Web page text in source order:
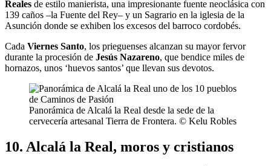
Reales de estilo manierista, una impresionante fuente neoclásica con
139 caños –la Fuente del Rey– y un Sagrario en la iglesia de la
Asunción donde se exhiben los excesos del barroco cordobés.
Cada Viernes Santo, los prieguenses alcanzan su mayor fervor
durante la procesión de Jesús Nazareno, que bendice miles de
hornazos, unos ‘huevos santos’ que llevan sus devotos.
Panorámica de Alcalá la Real desde la sede de la
cervecería artesanal Tierra de Frontera. © Kelu Robles
10. Alcalá la Real, moros y cristianos